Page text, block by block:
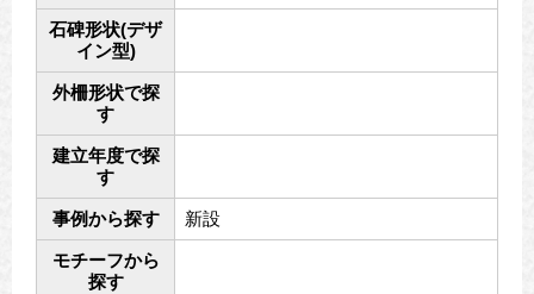
石碑形状(デザ
イン型)
外柵形状で探
す
建立年度で探
す
事例から探す 新設
モチーフから
探す